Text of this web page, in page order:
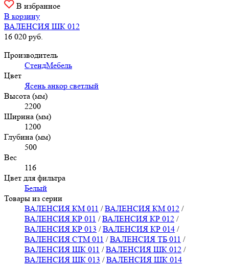
В избранное
В корзину
ВАЛЕНСИЯ ШК 012
16 020 руб.
Производитель
СтендМебель
Цвет
Ясень анкор светлый
Высота (мм)
2200
Ширина (мм)
1200
Глубина (мм)
500
Вес
116
Цвет для фильтра
Белый
Товары из серии
ВАЛЕНСИЯ КМ 011 /ВАЛЕНСИЯ КМ 012 /
ВАЛЕНСИЯ КР 011 /ВАЛЕНСИЯ КР 012 /
ВАЛЕНСИЯ КР 013 /ВАЛЕНСИЯ КР 014 /
ВАЛЕНСИЯ СТМ 011 /ВАЛЕНСИЯ ТБ 011 /
ВАЛЕНСИЯ ШК 011 /ВАЛЕНСИЯ ШК 012 /
ВАЛЕНСИЯ ШК 013 /ВАЛЕНСИЯ ШК 014